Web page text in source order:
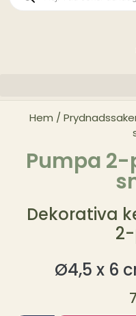
Hem /
Pumpa
Dekorativa
Ø4,5 x 6